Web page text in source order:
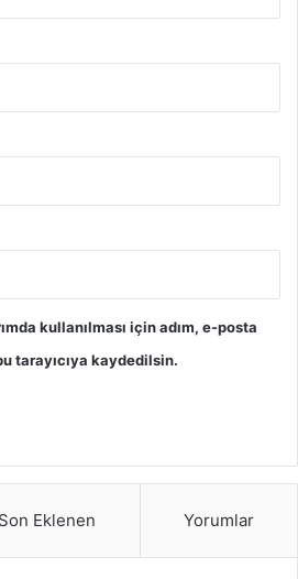
Arabası Seçimi
kullanılması için adım, e-posta
tarayıcıya kaydedilsin.
Son Eklenen Yorumlar